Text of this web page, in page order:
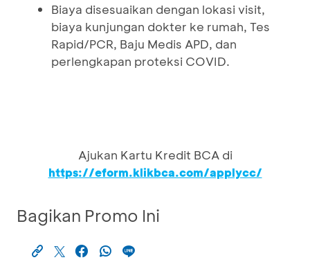
Biaya disesuaikan dengan lokasi visit,
biaya kunjungan dokter ke rumah, Tes
Rapid/PCR, Baju Medis APD, dan
perlengkapan proteksi COVID.
Ajukan Kartu Kredit BCA di
https://eform.klikbca.com/applycc/
Bagikan Promo Ini